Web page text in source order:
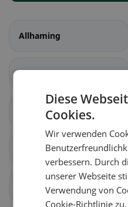
Allhaming
Asten
Hörsching
Kematen an der Krems
Diese
Cookies.
Wir verwenden
verbessern. Durch
unserer Webseite
Verwendung von
Cookie-Richtlinie